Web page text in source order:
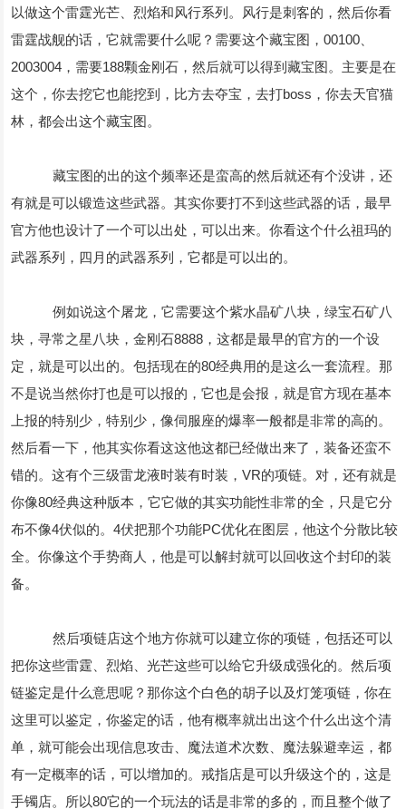
以做这个雷霆光芒、烈焰和风行系列。风行是刺客的，然后你看
雷霆战舰的话，它就需要什么呢？需要这个藏宝图，00100、
2003004，需要188颗金刚石，然后就可以得到藏宝图。主要是在
这个，你去挖它也能挖到，比方去夺宝，去打boss，你去天官猫
林，都会出这个藏宝图。
藏宝图的出的这个频率还是蛮高的然后就还有个没讲，还
有就是可以锻造这些武器。其实你要打不到这些武器的话，最早
官方他也设计了一个可以出处，可以出来。你看这个什么祖玛的
武器系列，四月的武器系列，它都是可以出的。
例如说这个屠龙，它需要这个紫水晶矿八块，绿宝石矿八
块，寻常之星八块，金刚石8888，这都是最早的官方的一个设
定，就是可以出的。包括现在的80经典用的是这么一套流程。那
不是说当然你打也是可以报的，它也是会报，就是官方现在基本
上报的特别少，特别少，像伺服座的爆率一般都是非常的高的。
然后看一下，他其实你看这这他这都已经做出来了，装备还蛮不
错的。这有个三级雷龙液时装有时装，VR的项链。对，还有就是
你像80经典这种版本，它它做的其实功能性非常的全，只是它分
布不像4伏似的。4伏把那个功能PC优化在图层，他这个分散比较
全。你像这个手势商人，他是可以解封就可以回收这个封印的装
备。
然后项链店这个地方你就可以建立你的项链，包括还可以
把你这些雷霆、烈焰、光芒这些可以给它升级成强化的。然后项
链鉴定是什么意思呢？那你这个白色的胡子以及灯笼项链，你在
这里可以鉴定，你鉴定的话，他有概率就出出这个什么出这个清
单，就可能会出现信息攻击、魔法道术次数、魔法躲避幸运，都
有一定概率的话，可以增加的。戒指店是可以升级这个的，这是
手镯店。所以80它的一个玩法的话是非常的多的，而且整个做了